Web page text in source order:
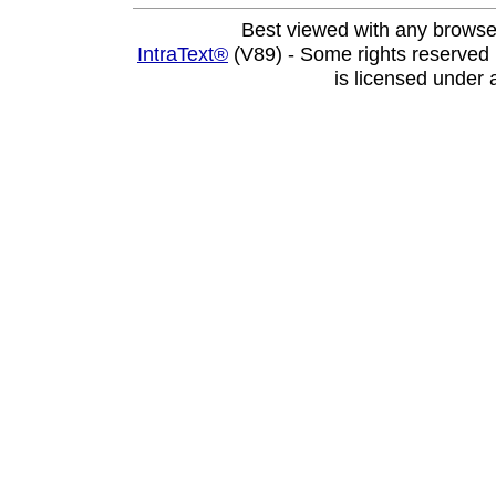
Best viewed with any
IntraText® (V89) - Some rights
is licensed under